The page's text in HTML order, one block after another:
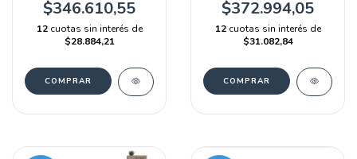
$346.610,55
12 cuotas sin interés de
$28.884,21
COMPRAR
$372.994,05
12 cuotas sin interés de
$31.082,84
COMPRAR